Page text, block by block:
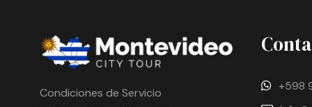
Condiciones de Servicio
+598